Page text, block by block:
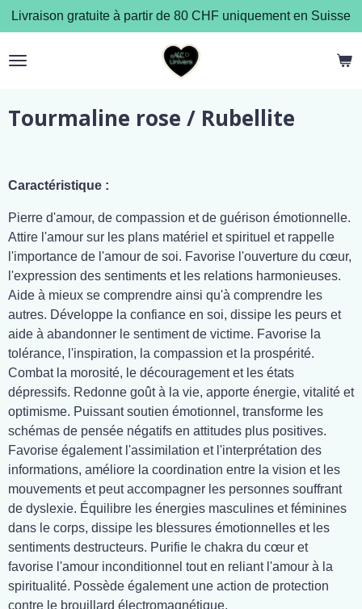
Passer
au
contenu
Livraison gratuite à partir de 80 CHF uniquement en Suisse
Tourmaline rose / Rubellite
Caractéristique :
Pierre d'amour, de compassion et de guérison émotionnelle.
Attire l'amour sur les plans matériel et spirituel et rappelle
l'importance de l'amour de soi. Favorise l'ouverture du cœur,
l'expression des sentiments et les relations harmonieuses.
Aide à mieux se comprendre ainsi qu'à comprendre les
autres. Développe la confiance en soi, dissipe les peurs et
aide à abandonner le sentiment de victime. Favorise la
tolérance, l'inspiration, la compassion et la prospérité.
Combat la morosité, le découragement et les états
dépressifs. Redonne goût à la vie, apporte énergie, vitalité et
optimisme. Puissant soutien émotionnel, transforme les
schémas de pensée négatifs en attitudes plus positives.
Favorise également l'assimilation et l'interprétation des
informations, améliore la coordination entre la vision et les
mouvements et peut accompagner les personnes souffrant
de dyslexie. Équilibre les énergies masculines et féminines
dans le corps, dissipe les blessures émotionnelles et les
sentiments destructeurs. Purifie le chakra du cœur et
favorise l'amour inconditionnel tout en reliant l'amour à la
spiritualité. Possède également une action de protection
contre le brouillard électromagnétique.